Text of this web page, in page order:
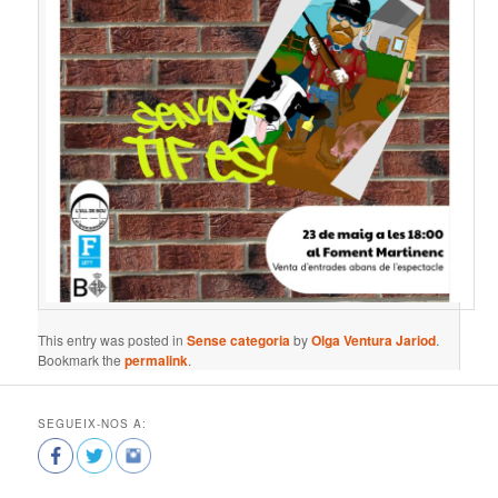
This entry was posted inSense categoriabyOlga Ventura Jariod.
Bookmark thepermalink.
SEGUEIX-NOS A: